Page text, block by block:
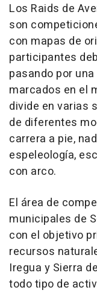
Los Raids de
son
con mapas de
participantes
pasando por
marcados en el
divide en varias
de diferentes
carrera a pie,
espeleología,
con arco.
El área de
municipales de
con el objetivo
recursos
Iregua y Sierra
todo tipo de